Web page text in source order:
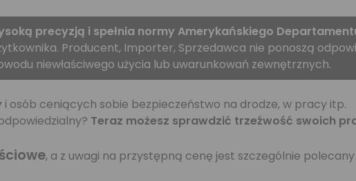
precyzją i spełnia normy Amerykańskiego
Producent, Importer, Sprzedawca nie ponoszą
niewłaściwego użycia lub uwarunkowań zewnętrznych.
i osób ceniących sobie bezpieczeństwo na drodze, w pracy itp.
Teraz możesz sprawdzić trzeźwość swoich
, a z uwagi na przystępną cenę jest szczególnie polecany